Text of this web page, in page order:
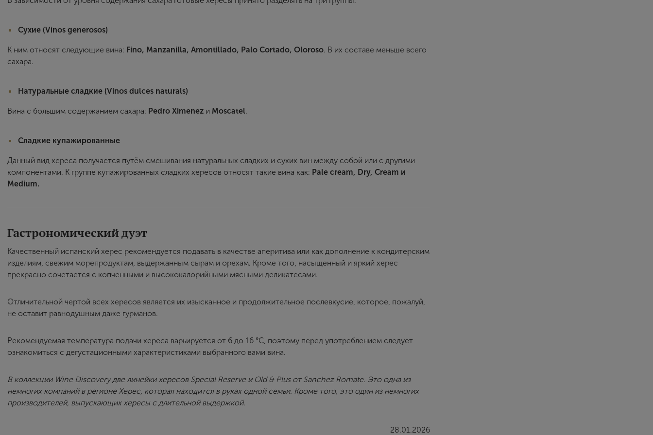
Сухие (Vinos generosos)
К ним относят следующие вина: Fino, Manzanilla, Amontillado, Palo Cortado, Oloroso. В их составе меньше всего
сахара.
Натуральные сладкие (Vinos dulces naturals)
Вина с большим содержанием сахара: Pedro Ximenez и Moscatel.
Сладкие купажированные
Данный вид хереса получается путём смешивания натуральных сладких и сухих вин между собой или с другими
компонентами. К группе купажированных сладких хересов относят такие вина как: Pale cream, Dry, Cream и
Medium.
Гастрономический дуэт
Качественный испанский херес рекомендуется подавать в качестве аперитива или как дополнение к кондитерским
изделиям, свежим морепродуктам, выдержанным сырам и орехам. Кроме того, насыщенный и яркий херес
прекрасно сочетается с копченными и высококалорийными мясными деликатесами.
Отличительной чертой всех хересов является их изысканное и продолжительное послевкусие, которое, пожалуй,
не оставит равнодушным даже гурманов.
Рекомендуемая температура подачи хереса варьируется от 6 до 16 °С, поэтому перед употреблением следует
ознакомиться с дегустационными характеристиками выбранного вами вина.
В коллекции Wine Discovery две линейки хересов Special Reserve и Old & Plus от Sanchez Romate. Это одна из
немногих компаний в регионе Херес, которая находится в руках одной семьи. Кроме того, это один из немногих
производителей, выпускающих хересы с длительной выдержкой.
28.01.2026